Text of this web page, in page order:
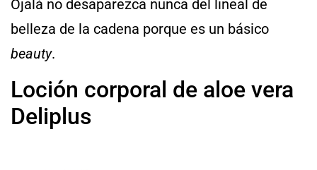
Ojalá no desaparezca nunca del lineal de
belleza de la cadena porque es un básico
beauty.
Loción corporal de aloe vera
Deliplus